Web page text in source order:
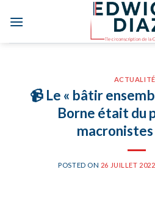
📹 Le « bâtir
Borne était du
macronistes
POSTED ON 26 JUILLET 2022